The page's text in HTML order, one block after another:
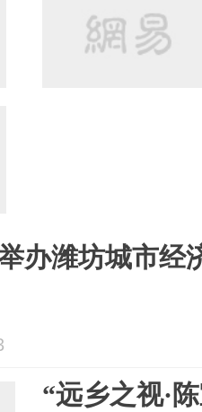
办潍坊城市经
“远乡之视·